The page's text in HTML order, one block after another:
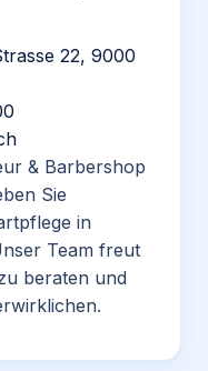
22, 9000
& Barbershop
Sie
in
Team freut
beraten und